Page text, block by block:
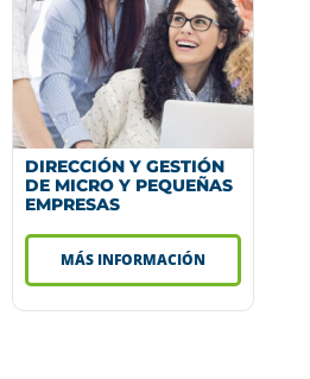
DIRECCIÓN Y GESTIÓN
DE MICRO Y PEQUEÑAS
EMPRESAS
MÁS INFORMACIÓN